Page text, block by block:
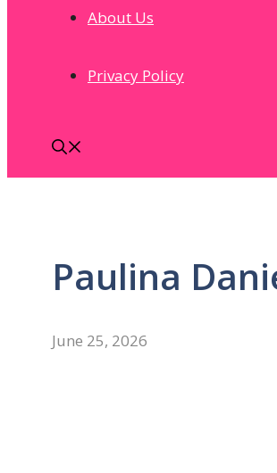
About Us
Privacy Policy
Paulina
June 25, 2026